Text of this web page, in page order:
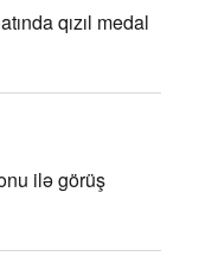
qızıl medal
ilə görüş